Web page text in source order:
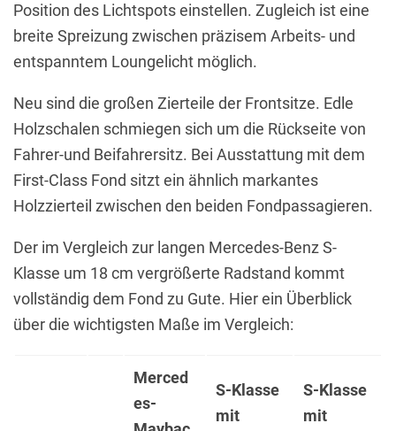
Position des Lichtspots einstellen. Zugleich ist eine
breite Spreizung zwischen präzisem Arbeits- und
entspanntem Loungelicht möglich.
Neu sind die großen Zierteile der Frontsitze. Edle
Holzschalen schmiegen sich um die Rückseite von
Fahrer-und Beifahrersitz. Bei Ausstattung mit dem
First-Class Fond sitzt ein ähnlich markantes
Holzzierteil zwischen den beiden Fondpassagieren.
Der im Vergleich zur langen Mercedes-Benz S-
Klasse um 18 cm vergrößerte Radstand kommt
vollständig dem Fond zu Gute. Hier ein Überblick
über die wichtigsten Maße im Vergleich:
Merced
es-
S-Klasse
mit
S-Klasse
mit